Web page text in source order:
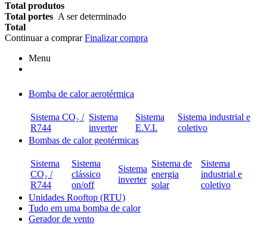
Total produtos
Total portes A ser determinado
Total
Continuar a comprarFinalizar compra
Menu
Bomba de calor aerotérmica
Sistema CO₂ /
R744
Sistema
inverter
Sistema
E.V.I.
Sistema industrial e
coletivo
Bombas de calor geotérmicas
Sistema
CO₂ /
R744
Sistema
clássico
on/off
Sistema
inverter
Sistema de
energia
solar
Sistema
industrial e
coletivo
Unidades Rooftop (RTU)
Tudo em uma bomba de calor
Gerador de vento